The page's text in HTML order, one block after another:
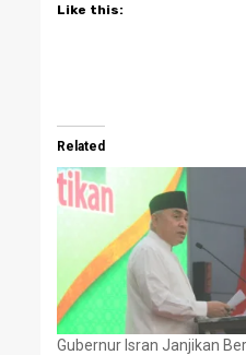
Like this:
Related
Gubernur Isran Janjikan